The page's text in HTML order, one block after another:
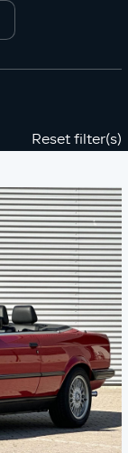
Reset filter(s)